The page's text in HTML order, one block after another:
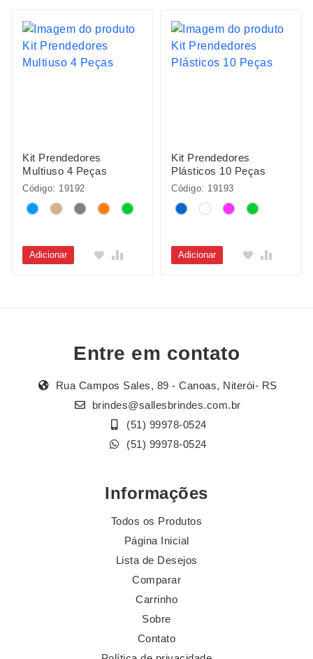
Kit Prendedores
Multiuso 4 Peças
Código: 19192
Adicionar
Kit Prendedores
Plásticos 10 Peças
Código: 19193
Adicionar
Entre em contato
Rua Campos Sales, 89 - Canoas, Niterói- RS
brindes@sallesbrindes.com.br
(51) 99978-0524
(51) 99978-0524
Informações
Todos os Produtos
Página Inicial
Lista de Desejos
Comparar
Carrinho
Sobre
Contato